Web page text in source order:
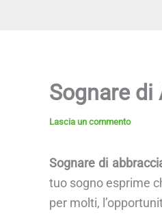
Sognare
Lascia un commento
Sognare di
tuo sogno esprime
per molti,